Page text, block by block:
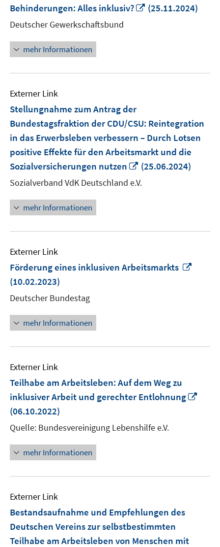
Behinderungen: Alles inklusiv?
In
(25.11.2024)
Deutscher Gewerkschaftsbund
mehr Informationen
Externer Link
Stellungnahme zum Antrag der
Bundestagsfraktion der CDU/CSU: Reintegration
in das Erwerbsleben verbessern – Durch Lotsen
positive Effekte für den Arbeitsmarkt und die
Sozialversicherungen nutzen
In
Fenster
(25.06.2024)
Sozialverband VdK Deutschland e.V.
mehr Informationen
Externer Link
Förderung eines inklusiven Arbeitsmarkts
(10.02.2023)
Deutscher Bundestag
mehr Informationen
Externer Link
Teilhabe am Arbeitsleben: Auf dem Weg zu
inklusiver Arbeit und gerechter Entlohnung
(06.10.2022)
Quelle: Bundesvereinigung Lebenshilfe e.V.
mehr Informationen
Externer Link
Bestandsaufnahme und Empfehlungen des
Deutschen Vereins zur selbstbestimmten
Teilhabe am Arbeitsleben von Menschen mit